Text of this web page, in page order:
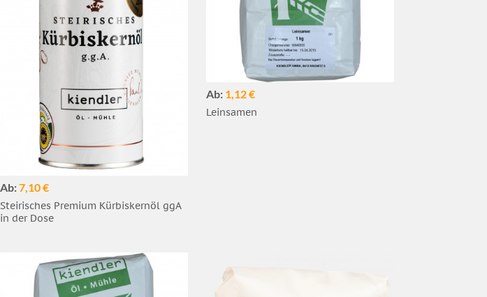
Ab:7,10 €
Steirisches Premium Kürbiskernöl ggA
in der Dose
Ab: 1,12 €
Leinsamen